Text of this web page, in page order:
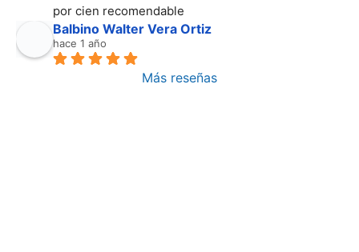
por cien recomendable
Balbino Walter Vera Ortiz
hace 1 año
Más reseñas